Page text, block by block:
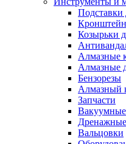
Подставки
Козырьки
Алмазные
Алмазные
Бензорезы
Алмазный
Запчасти
Вальцовки